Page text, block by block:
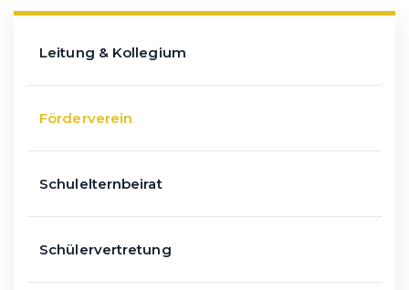
Leitung & Kollegium
Förderverein
Schulelternbeirat
Schülervertretung